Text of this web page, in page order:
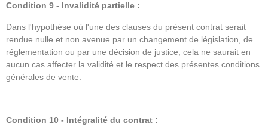
Condition 9 - Invalidité partielle :
Dans l'hypothèse où l'une des clauses du présent contrat serait
rendue nulle et non avenue par un changement de législation, de
réglementation ou par une décision de justice, cela ne saurait en
aucun cas affecter la validité et le respect des présentes conditions
générales de vente.
Condition 10 - Intégralité du contrat :